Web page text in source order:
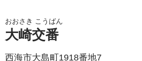
おおさき こうばん
大崎交番
西海市大島町1918番地7